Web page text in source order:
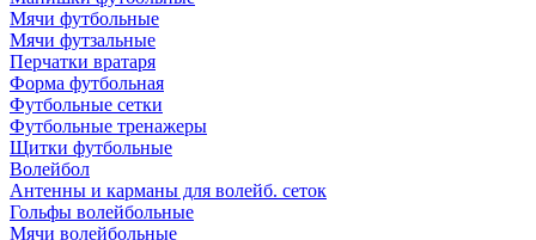
Мячи футбольные
Мячи футзальные
Перчатки вратаря
Форма футбольная
Футбольные сетки
Футбольные тренажеры
Щитки футбольные
Волейбол
Антенны и карманы для волейб. сеток
Гольфы волейбольные
Мячи волейбольные